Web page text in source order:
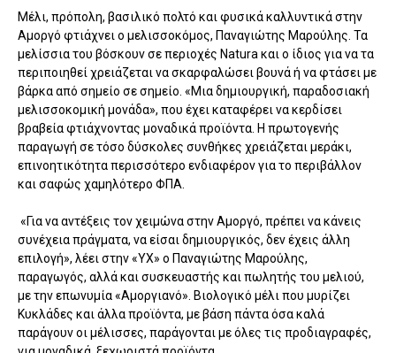
Μέλι, πρόπολη, βασιλικό πολτό και φυσικά καλλυντικά στην
Αμοργό φτιάχνει ο μελισσοκόμος, Παναγιώτης Μαρούλης. Τα
μελίσσια του βόσκουν σε περιοχές Natura και ο ίδιος για να τα
περιποιηθεί χρειάζεται να σκαρφαλώσει βουνά ή να φτάσει με
βάρκα από σημείο σε σημείο. «Μια δημιουργική, παραδοσιακή
μελισσοκομική μονάδα», που έχει καταφέρει να κερδίσει
βραβεία φτιάχνοντας μοναδικά προϊόντα. Η πρωτογενής
παραγωγή σε τόσο δύσκολες συνθήκες χρειάζεται μεράκι,
επινοητικότητα περισσότερο ενδιαφέρον για το περιβάλλον
και σαφώς χαμηλότερο ΦΠΑ.
«Για να αντέξεις τον χειμώνα στην Αμοργό, πρέπει να κάνεις
συνέχεια πράγματα, να είσαι δημιουργικός, δεν έχεις άλλη
επιλογή», λέει στην «ΥΧ» ο Παναγιώτης Μαρούλης,
παραγωγός, αλλά και συσκευαστής και πωλητής του μελιού,
με την επωνυμία «Αμοργιανό». Βιολογικό μέλι που μυρίζει
Κυκλάδες και άλλα προϊόντα, με βάση πάντα όσα καλά
παράγουν οι μέλισσες, παράγονται με όλες τις προδιαγραφές,